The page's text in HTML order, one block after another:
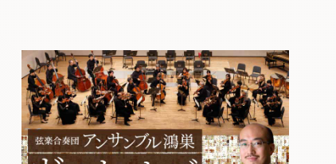
ぶらあぼブラス！
フォルテピアノ・オデッセイ